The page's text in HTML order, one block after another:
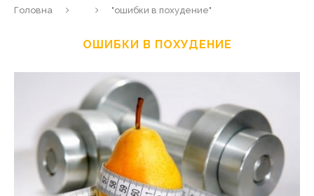
Головна "ошибки в похудение"
ОШИБКИ В ПОХУДЕНИЕ